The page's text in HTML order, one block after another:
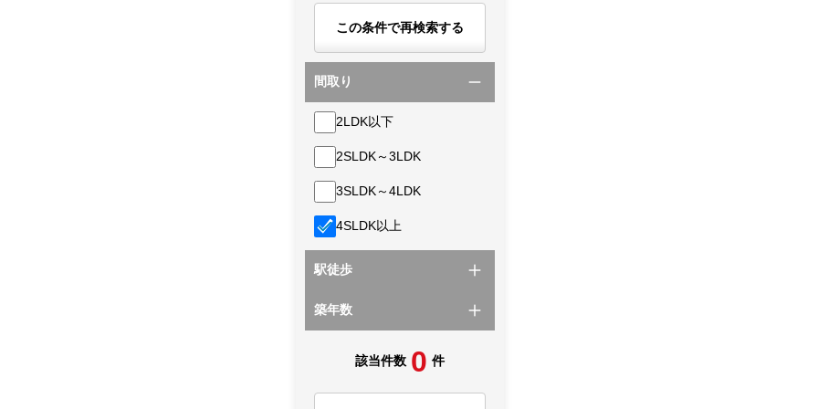
この条件で再検索する
間取り
2LDK以下
2SLDK～3LDK
3SLDK～4LDK
4SLDK以上
駅徒歩
築年数
該当件数 0 件